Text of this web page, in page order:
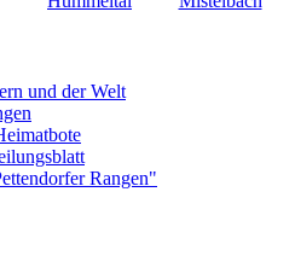
und der Welt
Rangen"